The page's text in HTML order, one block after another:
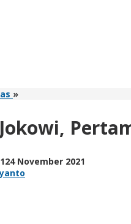
»Disentil
Langsung
Proyek
Kilang
24 November 2021